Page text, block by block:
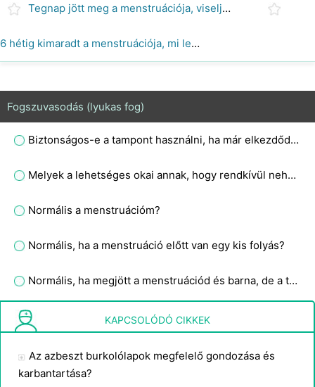
Tegnap jött meg a menstruációja, viseljen tampont?
6 hétig kimaradt a menstruációja, mi lehet a baj?
Fogszuvasodás (lyukas fog)
Biztonságos-e a tampont használni, ha már elkezdődött a menstruációja?
Melyek a lehetséges okai annak, hogy rendkívül nehéz időszakod van hatalmas vérrögökkel, és még mindig jönnek minden egyes alkalommal, amikor 15-30 mérföldre le kellett cserélned a Super plus Tampax gyöngyeidet?
Normális a menstruációm?
Normális, ha a menstruáció előtt van egy kis folyás?
Normális, ha megjött a menstruációd és barna, de a tampon sötét színű, valamivel hosszabb a dátum, mint általában?
Mi az elhajlási hullám?KAPCSOLÓDÓ CIKKEK
Az azbeszt burkolólapok megfelelő gondozása és
karbantartása?